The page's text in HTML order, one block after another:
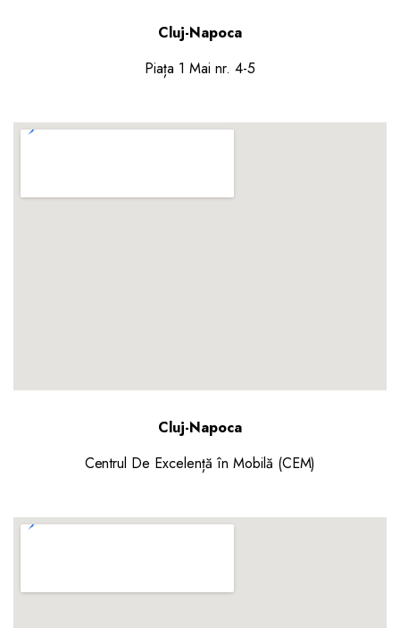
Cluj-Napoca
Piața 1 Mai nr. 4-5
Cluj-Napoca
Centrul De Excelență în Mobilă (CEM)